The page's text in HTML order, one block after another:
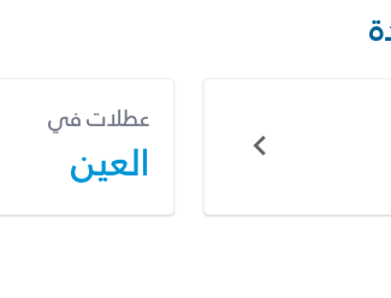
عطلات في
العين